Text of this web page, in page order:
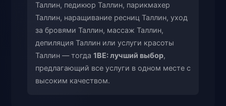
Таллин, педикюр Таллин, парикмахер
Таллин, наращивание ресниц Таллин, уход
за бровями Таллин, массаж Таллин,
депиляция Таллин или услуги красоты
Таллин — тогда 1BE: лучший выбор,
предлагающий все услуги в одном месте с
высоким качеством.